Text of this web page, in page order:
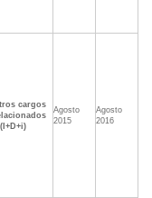
cargos
Agosto
2015
Agosto
2016